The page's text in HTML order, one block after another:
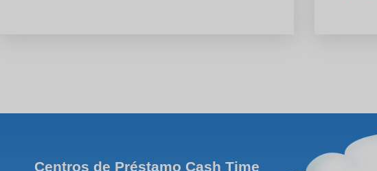
Centros de Préstamo Cash Time